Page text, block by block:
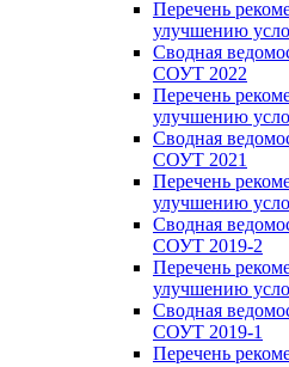
Перечень
улучшению
Сводная
СОУТ 2022
Перечень
улучшению
Сводная
СОУТ 2021
Перечень
улучшению
Сводная
СОУТ 2019-2
Перечень
улучшению
Сводная
СОУТ 2019-1
Перечень